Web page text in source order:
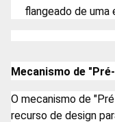
flangeado de uma
Mecanismo de
O mecanismo de
recurso de design